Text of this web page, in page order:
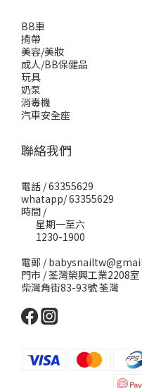
BB車
揹帶
美容/美妝
成人/BB保健品
玩具
奶泵
消毒機
汽車安全座
聯絡我們
電話 / 63355629
whatapp/ 63355629
時間 /
星期一至六
1230-1900
電郵 /
門市 / 荃灣榮興工業2208室
柴灣角街83-93號 荃灣